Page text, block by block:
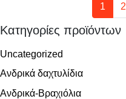
1 2
Κατηγορίες προϊόντων
Uncategorized
Ανδρικά δαχτυλίδια
Ανδρικά-Βραχιόλια